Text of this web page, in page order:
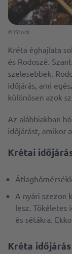
© iStock
Kréta éghajlata
és Rodoszé.
szelesebbek.
időjárás, ami
különösen azok
Az alábbiakban
időjárást, amikor
Krétai
A nyári szezon
lesz. Tökéletes
és sétákra.
Kréta